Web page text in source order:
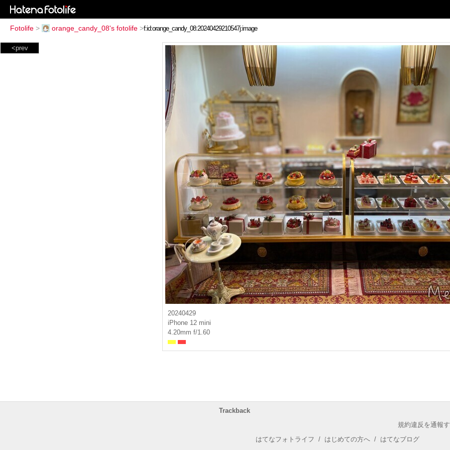
Fotolife > orange_candy_08's fotolife >
<prev
20240429
iPhone 12 mini
4.20mm f/1.60
Trackback
規約違反を通報
はてなフォトライフ / はじめての方へ / はてなブログ